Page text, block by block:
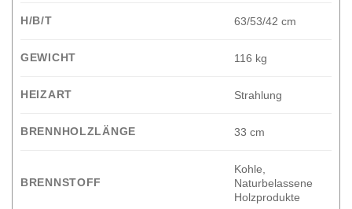
H/B/T 63/53/42 cm
GEWICHT 116 kg
HEIZART Strahlung
BRENNHOLZLÄNGE 33 cm
BRENNSTOFF
Kohle,
Naturbelassene
Holzprodukte